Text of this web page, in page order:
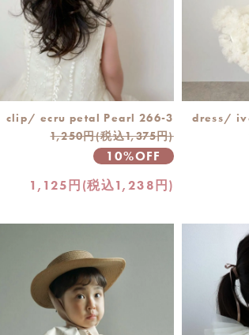
clip/ ecru petal Pearl 266-3
1,250円(税込1,375円)
10%OFF
1,125円(税込1,238円)
dress/